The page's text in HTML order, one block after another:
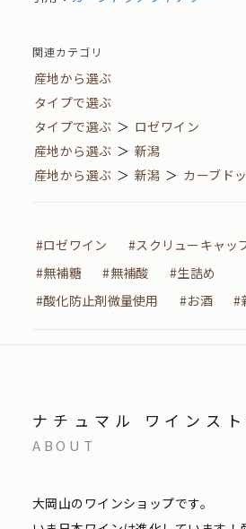
関連カテゴリ
産地から選ぶ
タイプで選ぶ
タイプで選ぶ ＞ ロゼワイン
産地から選ぶ ＞ 新潟
産地から選ぶ ＞ 新潟 ＞ カーブド
#ロゼワイン #スクリューキャッ
#無補糖
#無補酸
#生詰め
#酸化防止剤微量使用
#お酒 #
ナチュマル ワインス
ABOUT
大岡山のワインショップです。